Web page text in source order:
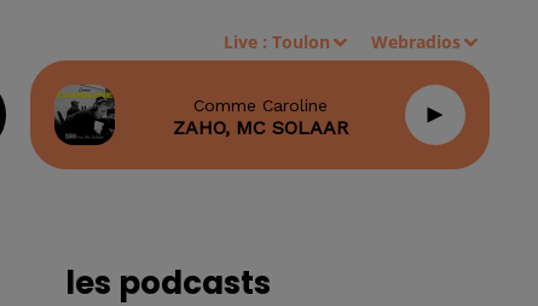
Live :Toulon Webradios
Comme Caroline
ZAHO, MC SOLAAR
les podcasts